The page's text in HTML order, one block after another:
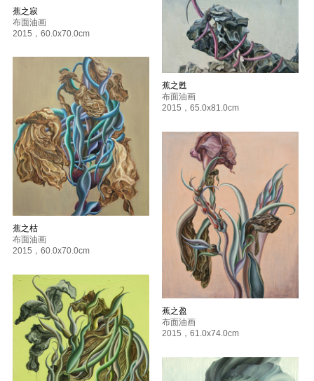
蕉之寂
布面油画
2015 ， 60.0x70.0cm
蕉之甦
布面油画
2015 ， 65.0x81.0cm
蕉之枯
布面油画
2015 ， 60.0x70.0cm
蕉之盈
布面油画
2015 ， 61.0x74.0cm